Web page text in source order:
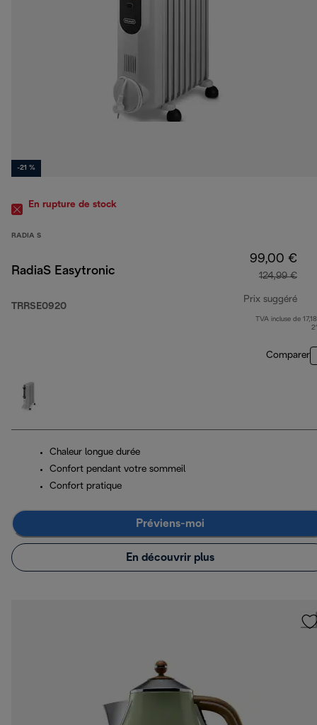
-21 %
En rupture de stock
RADIA S
RadiaS Easytronic
TRRSE0920
99,00 €
124,99 €
Prix suggéré
TVA incluse de
Comparer
Chaleur longue durée
Confort pendant votre sommeil
Confort pratique
Préviens-moi
En découvrir plus